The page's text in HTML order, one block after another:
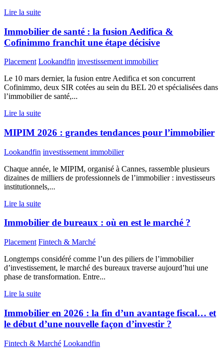
Lire la suite
Immobilier de santé : la fusion Aedifica &
Cofinimmo franchit une étape décisive
Placement Lookandfin investissement immobilier
Le 10 mars dernier, la fusion entre Aedifica et son concurrent
Cofinimmo, deux SIR cotées au sein du BEL 20 et spécialisées dans
l’immobilier de santé,...
Lire la suite
MIPIM 2026 : grandes tendances pour l’immobilier
Lookandfin investissement immobilier
Chaque année, le MIPIM, organisé à Cannes, rassemble plusieurs
dizaines de milliers de professionnels de l’immobilier : investisseurs
institutionnels,...
Lire la suite
Immobilier de bureaux : où en est le marché ?
Placement Fintech & Marché
Longtemps considéré comme l’un des piliers de l’immobilier
d’investissement, le marché des bureaux traverse aujourd’hui une
phase de transformation. Entre...
Lire la suite
Immobilier en 2026 : la fin d’un avantage fiscal… et
le début d’une nouvelle façon d’investir ?
Fintech & Marché Lookandfin